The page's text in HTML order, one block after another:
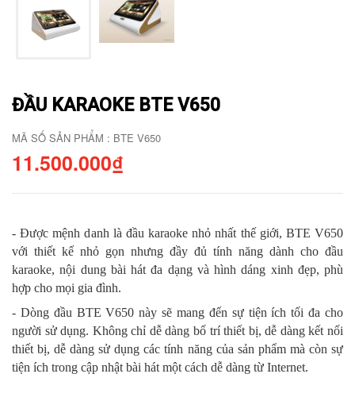
ĐẦU KARAOKE BTE V650
MÃ SỐ SẢN PHẨM : BTE V650
11.500.000₫
- Được mệnh danh là đầu karaoke nhỏ nhất thế giới, BTE V650
với thiết kế nhỏ gọn nhưng đầy đủ tính năng dành cho đầu
karaoke, nội dung bài hát đa dạng và hình dáng xinh đẹp, phù
hợp cho mọi gia đình.
- Dòng đầu BTE V650 này sẽ mang đến sự tiện ích tối đa cho
người sử dụng. Không chỉ dễ dàng bố trí thiết bị, dễ dàng kết nối
thiết bị, dễ dàng sử dụng các tính năng của sản phẩm mà còn sự
tiện ích trong cập nhật bài hát một cách dễ dàng từ Internet.